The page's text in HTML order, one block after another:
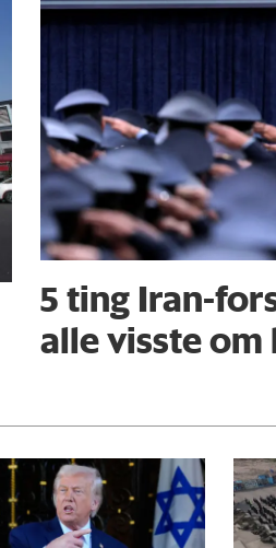
5 ting Iran-
alle visste om